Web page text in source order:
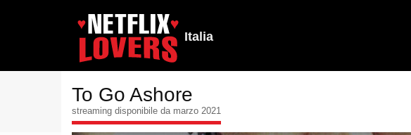
Italia
To Go Ashore
streaming disponibile da marzo 2021